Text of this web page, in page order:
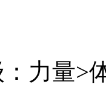
力量>